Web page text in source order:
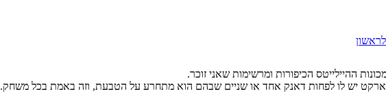
ההיילייטס הכיפורות ומרשימות שאני זוכר.
יש לו לפחות דאנק אחד או שניים שבהם הוא מתחרע על הטבעת, וזה באמת בכל משחק.